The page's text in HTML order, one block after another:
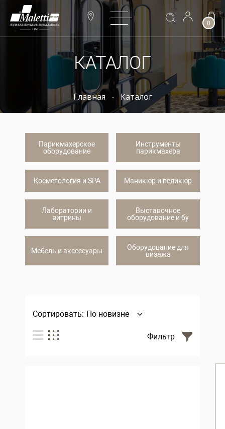
0
КАТАЛОГ
Главная Каталог
Парикмахерское
оборудование
Инструменты
парикмахера
Косметология и SPA Маникюр и педикюр
Лаборатории и
витрины
Выставочное
оборудование и бу
Мебель и аксессуары
Оборудование для
визажа
Сортировать: По новизне
Фильтр